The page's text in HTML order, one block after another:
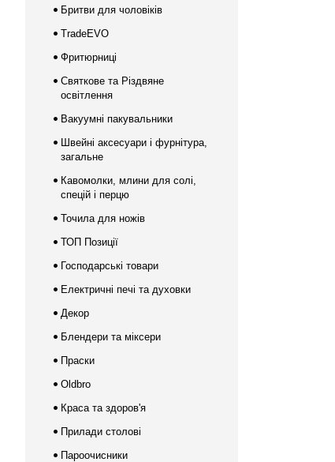
Бритви для чоловіків
TradeEVO
Фритюрниці
Святкове та Різдвяне
освітлення
Вакуумні пакувальники
Швейні аксесуари і фурнітура,
загальне
Кавомолки, млини для солі,
спецій і перцю
Точила для ножів
ТОП Позиції
Господарські товари
Електричні печі та духовки
Декор
Блендери та міксери
Праски
Oldbro
Краса та здоров'я
Прилади столові
Пароочисники